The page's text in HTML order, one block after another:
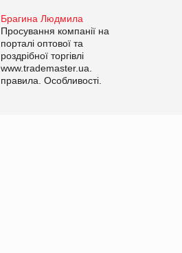
Брагина Людмила
Просування компанії на
порталі оптової та
роздрібної торгівлі
www.trademaster.ua.
правила. Особливості.